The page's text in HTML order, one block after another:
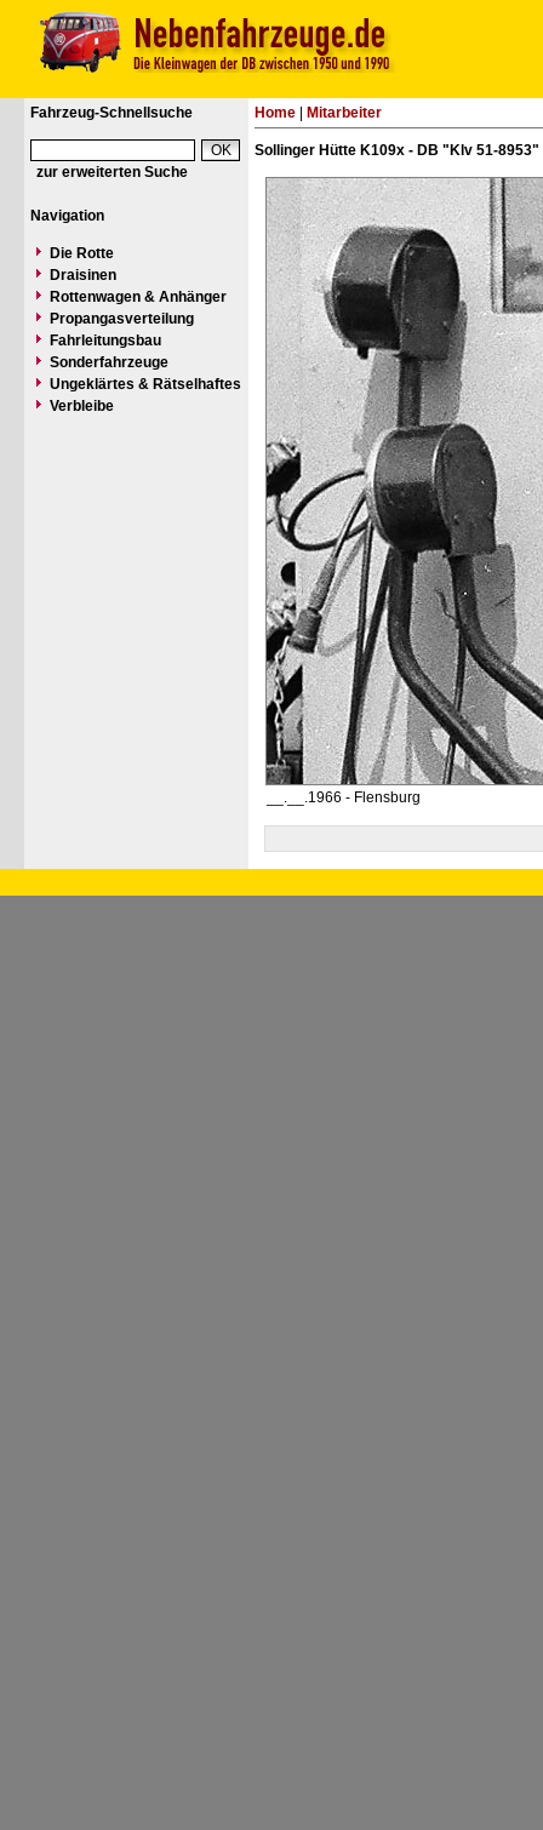
Fahrzeug-Schnellsuche
zur erweiterten Suche
Navigation
Die Rotte
Draisinen
Rottenwagen & Anhänger
Propangasverteilung
Fahrleitungsbau
Sonderfahrzeuge
Ungeklärtes & Rätselhaftes
Verbleibe
Home Mitarbeiter
Sollinger Hütte K109x - DB "Klv 51-8953"
__.__.1966 - Flensburg